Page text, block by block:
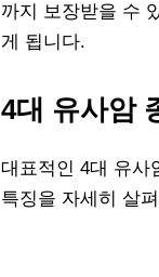
까지 보장받을 수
게 됩니다.
4대 유사암
대표적인 4대 유사
특징을 자세히 살